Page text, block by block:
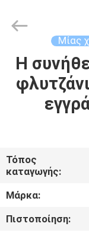
ΣΠΊΤΙ
ΠΡΟΪΌΝΤΑ
ΕΜΕΊΣ
ΓΎΡΟΣ
and
Export
Reserved.
Μίας
Η
Τόπος
καταγωγής:
Μάρκα:
Πιστοποίηση: